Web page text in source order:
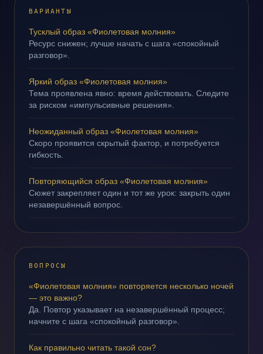
ВАРИАНТЫ
Тусклый образ «Фиолетовая молния»
Ресурс снижен; лучше начать с шага «спокойный
разговор».
Яркий образ «Фиолетовая молния»
Тема проявлена явно: время действовать. Следите
за риском «импульсивные решения».
Неожиданный образ «Фиолетовая молния»
Скоро проявится скрытый фактор, и потребуется
гибкость.
Повторяющийся образ «Фиолетовая молния»
Сюжет закрепляет один и тот же урок: закрыть один
незавершённый вопрос.
ВОПРОСЫ
«Фиолетовая молния» повторяется несколько ночей
— это важно?
Да. Повтор указывает на незавершённый процесс;
начните с шага «спокойный разговор».
Как правильно читать такой сон?